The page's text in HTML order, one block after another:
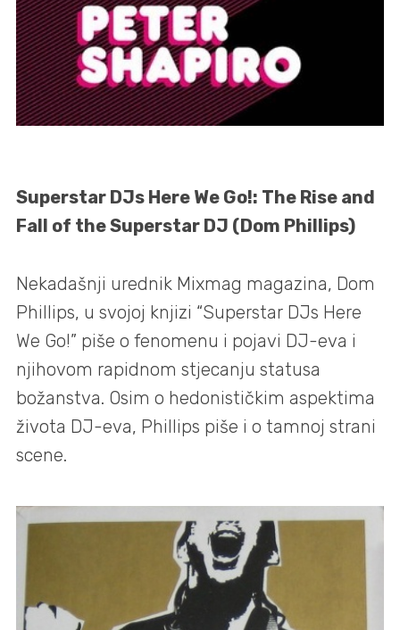
Superstar DJs Here We Go!: The Rise and
Fall of the Superstar DJ (Dom Phillips)
Nekadašnji urednik Mixmag magazina, Dom
Phillips, u svojoj knjizi “Superstar DJs Here
We Go!” piše o fenomenu i pojavi DJ-eva i
njihovom rapidnom stjecanju statusa
božanstva. Osim o hedonističkim aspektima
života DJ-eva, Phillips piše i o tamnoj strani
scene.